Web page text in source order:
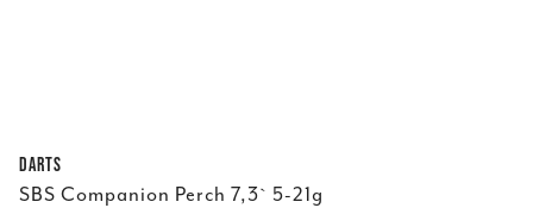
Darts
SBS Companion Perch 7,3` 5-21g